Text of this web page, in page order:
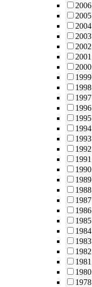
2006
2005
2004
2003
2002
2001
2000
1999
1998
1997
1996
1995
1994
1993
1992
1991
1990
1989
1988
1987
1986
1985
1984
1983
1982
1981
1980
1978